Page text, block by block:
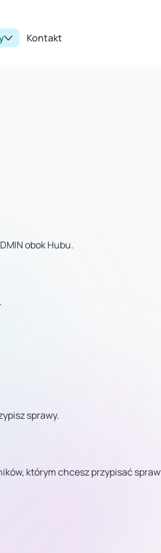
Kontakt
obok Hubu.
sprawy.
którym chcesz przypisać